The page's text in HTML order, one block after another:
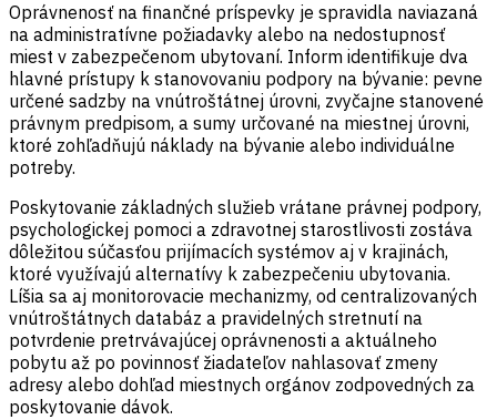
Oprávnenosť na finančné príspevky je spravidla naviazaná
na administratívne požiadavky alebo na nedostupnosť
miest v zabezpečenom ubytovaní. Inform identifikuje dva
hlavné prístupy k stanovovaniu podpory na bývanie: pevne
určené sadzby na vnútroštátnej úrovni, zvyčajne stanovené
právnym predpisom, a sumy určované na miestnej úrovni,
ktoré zohľadňujú náklady na bývanie alebo individuálne
potreby.
Poskytovanie základných služieb vrátane právnej podpory,
psychologickej pomoci a zdravotnej starostlivosti zostáva
dôležitou súčasťou prijímacích systémov aj v krajinách,
ktoré využívajú alternatívy k zabezpečeniu ubytovania.
Líšia sa aj monitorovacie mechanizmy, od centralizovaných
vnútroštátnych databáz a pravidelných stretnutí na
potvrdenie pretrvávajúcej oprávnenosti a aktuálneho
pobytu až po povinnosť žiadateľov nahlasovať zmeny
adresy alebo dohľad miestnych orgánov zodpovedných za
poskytovanie dávok.